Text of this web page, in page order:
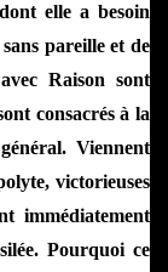
elle a besoin
pareille et de
Raison sont
consacrés à la
Viennent
victorieuses
immédiatement
Pourquoi ce